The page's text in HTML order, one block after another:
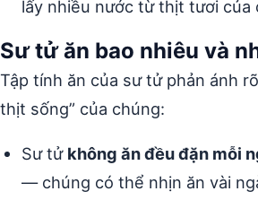
lấy nhiều nước từ thịt tươi của
Sư tử ăn bao nhiêu và
Tập tính ăn của sư tử phản ánh
thịt sống” của chúng:
Sư tử không ăn đều đặn mỗi
— chúng có thể nhịn ăn vài